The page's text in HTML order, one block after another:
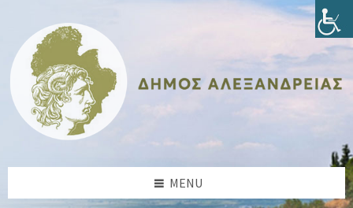
content
sidebar
sidebar
footer
MENU